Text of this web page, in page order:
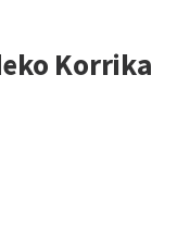
Korrika